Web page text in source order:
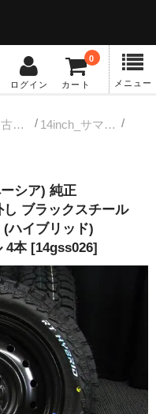
ログイン カート
0
メニュー
サマー中古タイヤホイール
14inch_サマー中古タイヤホイール
シア) 純正
ブラックスチール
ハイブリッド)
4本 [14gss026]